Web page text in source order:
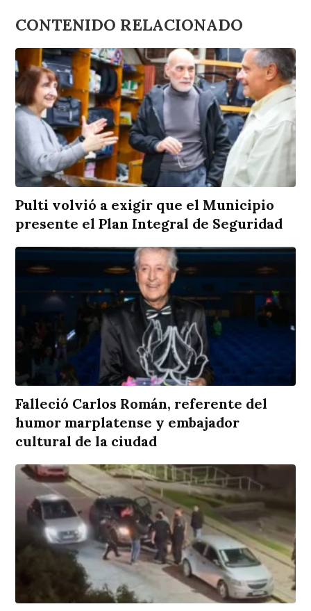
CONTENIDO RELACIONADO
Pulti volvió a exigir que el Municipio
presente el Plan Integral de Seguridad
Falleció Carlos Román, referente del
humor marplatense y embajador
cultural de la ciudad